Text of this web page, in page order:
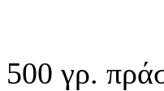
500 γρ.